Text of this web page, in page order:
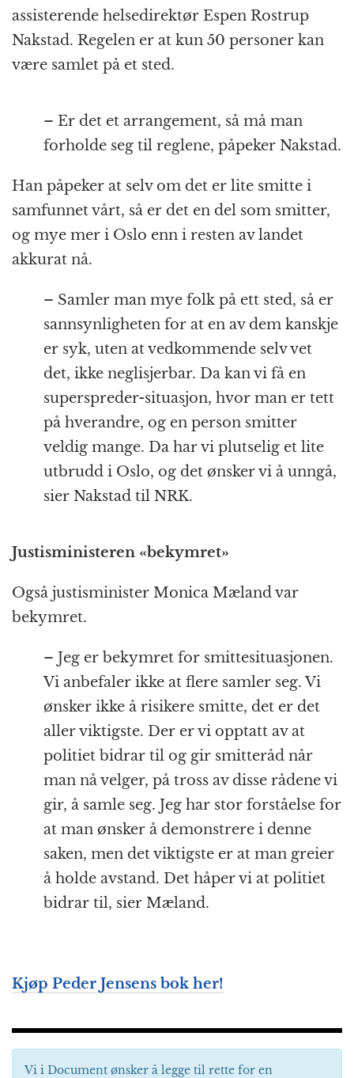
assisterende helsedirektør Espen Rostrup
Nakstad. Regelen er at kun 50 personer kan
være samlet på et sted.
– Er det et arrangement, så må man
forholde seg til reglene, påpeker Nakstad.
Han påpeker at selv om det er lite smitte i
samfunnet vårt, så er det en del som smitter,
og mye mer i Oslo enn i resten av landet
akkurat nå.
– Samler man mye folk på ett sted, så er
sannsynligheten for at en av dem kanskje
er syk, uten at vedkommende selv vet
det, ikke neglisjerbar. Da kan vi få en
superspreder-situasjon, hvor man er tett
på hverandre, og en person smitter
veldig mange. Da har vi plutselig et lite
utbrudd i Oslo, og det ønsker vi å unngå,
sier Nakstad til NRK.
Justisministeren «bekymret»
Også justisminister Monica Mæland var
bekymret.
– Jeg er bekymret for smittesituasjonen.
Vi anbefaler ikke at flere samler seg. Vi
ønsker ikke å risikere smitte, det er det
aller viktigste. Der er vi opptatt av at
politiet bidrar til og gir smitteråd når
man nå velger, på tross av disse rådene vi
gir, å samle seg. Jeg har stor forståelse for
at man ønsker å demonstrere i denne
saken, men det viktigste er at man greier
å holde avstand. Det håper vi at politiet
bidrar til, sier Mæland.
Kjøp Peder Jensens bok her!
Vi i Document ønsker å legge til rette for en